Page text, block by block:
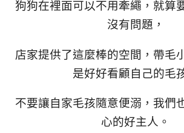
狗狗在裡面可以不用牽繩，就算
沒有問題，
店家提供了這麼棒的空間，帶毛
是好好看顧自己的毛
不要讓自家毛孩隨意便溺，我們
心的好主人。